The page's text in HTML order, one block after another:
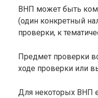
ВНП может быть
(один конкретный
проверки, к
Предмет проверки
ходе проверки или
Для некоторых ВНП